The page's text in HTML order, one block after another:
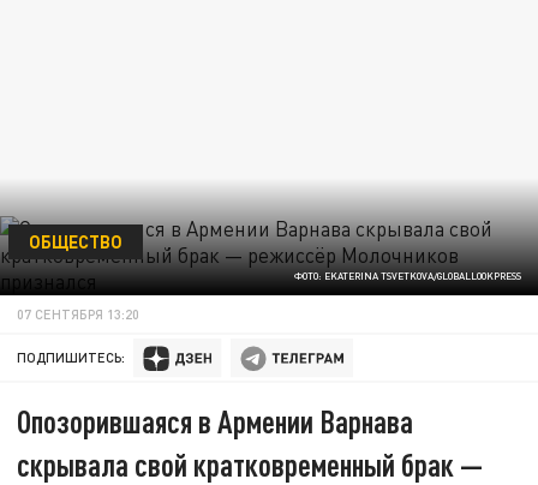
ФОТО: EKATERINA TSVETKOVA/GLOBALLOOKPRESS
ОБЩЕСТВО
07 СЕНТЯБРЯ 13:20
ПОДПИШИТЕСЬ:
Опозорившаяся в Армении Варнава
скрывала свой кратковременный брак —